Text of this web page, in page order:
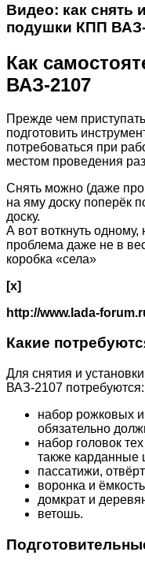
Видео: как снять
подушки КПП
Как
ВАЗ-2107
Прежде чем
подготовить
потребоваться при
местом проведения
Снять можно (даже
на яму доску поперёк
доску.
А вот воткнуть
проблема даже не в
коробка «села»
[x]
http://www.lada-
Какие
Для снятия и
ВАЗ-2107 потребуются:
набор рожковых
обязательно
набор головок
также карданные
пассатижи,
воронка и
домкрат и
ветошь.